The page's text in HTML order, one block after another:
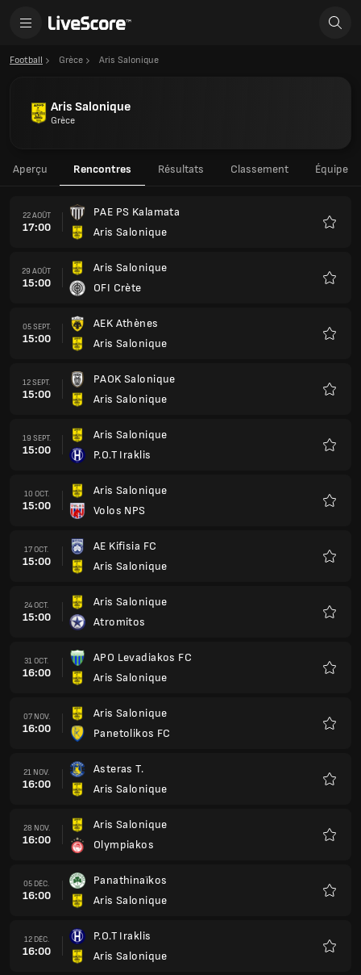
Football Grèce Aris Salonique
Aris Salonique
Grèce
Aperçu Rencontres Résultats Classement Équipe
22 AOÛT
17:00
PAE PS Kalamata
Aris Salonique
29 AOÛT
15:00
Aris Salonique
OFI Crète
05 SEPT.
15:00
AEK Athènes
Aris Salonique
12 SEPT.
15:00
PAOK Salonique
Aris Salonique
19 SEPT.
15:00
Aris Salonique
P.O.T Iraklis
10 OCT.
15:00
Aris Salonique
Volos NPS
17 OCT.
15:00
AE Kifisia FC
Aris Salonique
24 OCT.
15:00
Aris Salonique
Atromitos
31 OCT.
16:00
APO Levadiakos FC
Aris Salonique
07 NOV.
16:00
Aris Salonique
Panetolikos FC
21 NOV.
16:00
Asteras T.
Aris Salonique
28 NOV.
16:00
Aris Salonique
Olympiakos
05 DÉC.
16:00
Panathinaïkos
Aris Salonique
12 DÉC.
16:00
P.O.T Iraklis
Aris Salonique